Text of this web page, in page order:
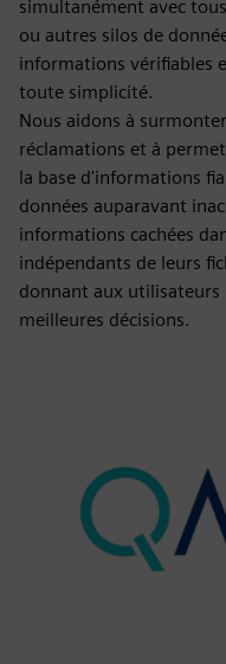
simultanément avec
ou autres silos de
informations vérifiables
toute simplicité.
Nous aidons à
réclamations et à
la base d'informations
données auparavant
informations cachées
indépendants de leurs
donnant aux utilisateurs
meilleures décisions.